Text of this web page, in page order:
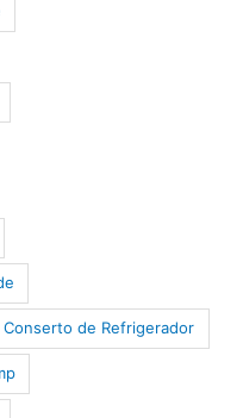
Conserto de Refrigerador